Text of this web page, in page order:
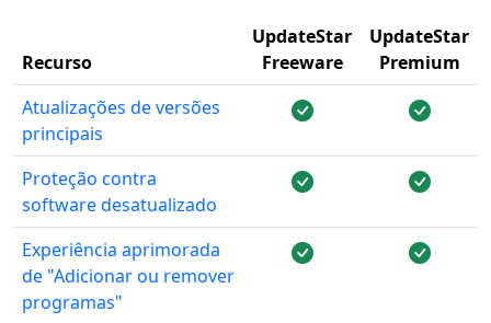
Recurso
UpdateStar
Freeware
UpdateStar
Premium
Atualizações de versões
principais
Proteção contra
software desatualizado
Experiência aprimorada
de "Adicionar ou remover
programas"